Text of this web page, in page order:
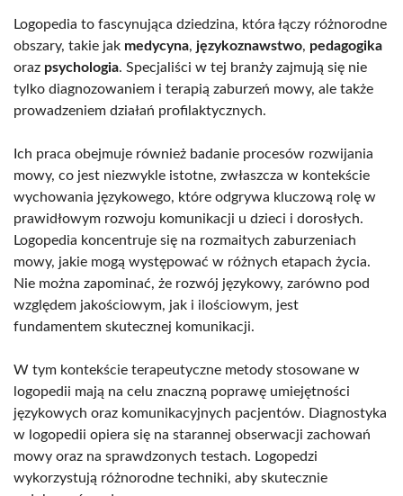
Logopedia to fascynująca dziedzina, która łączy różnorodne
obszary, takie jak medycyna, językoznawstwo, pedagogika
oraz psychologia. Specjaliści w tej branży zajmują się nie
tylko diagnozowaniem i terapią zaburzeń mowy, ale także
prowadzeniem działań profilaktycznych.
Ich praca obejmuje również badanie procesów rozwijania
mowy, co jest niezwykle istotne, zwłaszcza w kontekście
wychowania językowego, które odgrywa kluczową rolę w
prawidłowym rozwoju komunikacji u dzieci i dorosłych.
Logopedia koncentruje się na rozmaitych zaburzeniach
mowy, jakie mogą występować w różnych etapach życia.
Nie można zapominać, że rozwój językowy, zarówno pod
względem jakościowym, jak i ilościowym, jest
fundamentem skutecznej komunikacji.
W tym kontekście terapeutyczne metody stosowane w
logopedii mają na celu znaczną poprawę umiejętności
językowych oraz komunikacyjnych pacjentów. Diagnostyka
w logopedii opiera się na starannej obserwacji zachowań
mowy oraz na sprawdzonych testach. Logopedzi
wykorzystują różnorodne techniki, aby skutecznie